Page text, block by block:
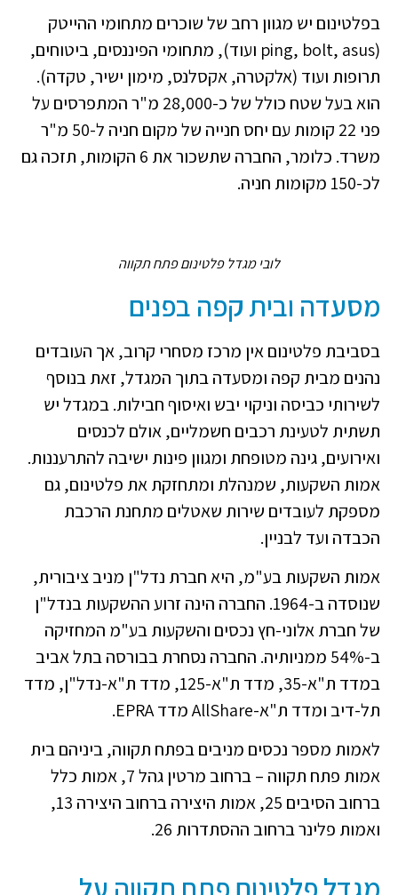
בפלטינום יש מגוון רחב של שוכרים מתחומי ההייטק
(ping, bolt, asus ועוד), מתחומי הפיננסים, ביטוחים,
תרופות ועוד (אלקטרה, אקסלנס, מימון ישיר, טקדה).
הוא בעל שטח כולל של כ-28,000 מ"ר המתפרסים על
פני 22 קומות עם יחס חנייה של מקום חניה ל-50 מ"ר
משרד. כלומר, החברה שתשכור את 6 הקומות, תזכה גם
לכ-150 מקומות חניה.
לובי מגדל פלטינום פתח תקווה
מסעדה ובית קפה בפנים
בסביבת פלטינום אין מרכז מסחרי קרוב, אך העובדים
נהנים מבית קפה ומסעדה בתוך המגדל, זאת בנוסף
לשירותי כביסה וניקוי יבש ואיסוף חבילות. במגדל יש
תשתית לטעינת רכבים חשמליים, אולם לכנסים
ואירועים, גינה מטופחת ומגוון פינות ישיבה להתרעננות.
אמות השקעות, שמנהלת ומתחזקת את פלטינום, גם
מספקת לעובדים שירות שאטלים מתחנת הרכבת
הכבדה ועד לבניין.
אמות השקעות בע"מ, היא חברת נדל"ן מניב ציבורית,
שנוסדה ב-1964. החברה הינה זרוע ההשקעות בנדל"ן
של חברת אלוני-חץ נכסים והשקעות בע"מ המחזיקה
ב-54% ממניותיה. החברה נסחרת בבורסה בתל אביב
במדד ת"א-35, מדד ת"א-125, מדד ת"א-נדל"ן, מדד
תל-דיב ומדד ת"א-AllShare מדד EPRA.
לאמות מספר נכסים מניבים בפתח תקווה, ביניהם בית
אמות פתח תקווה – ברחוב מרטין גהל 7, אמות כלל
ברחוב הסיבים 25, אמות היצירה ברחוב היצירה 13,
ואמות פלינר ברחוב ההסתדרות 26.